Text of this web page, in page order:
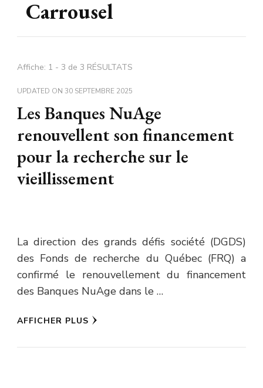
Carrousel
Affiche: 1 - 3 de 3 RÉSULTATS
UPDATED ON 30 SEPTEMBRE 2025
Les Banques NuAge
renouvellent son financement
pour la recherche sur le
vieillissement
La direction des grands défis société (DGDS)
des Fonds de recherche du Québec (FRQ) a
confirmé le renouvellement du financement
des Banques NuAge dans le …
AFFICHER PLUS